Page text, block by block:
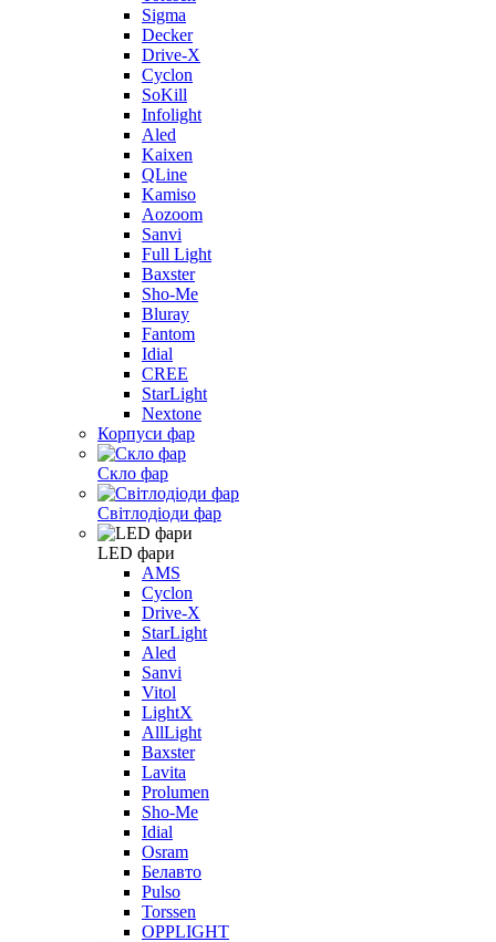
Sigma
Decker
Drive-X
Cyclon
SoKill
Infolight
Aled
Kaixen
QLine
Kamiso
Aozoom
Sanvi
Full Light
Baxster
Sho-Me
Bluray
Fantom
Idial
CREE
StarLight
Nextone
Корпуси фар
Скло фар
Світлодіоди фар
LED фари
AMS
Cyclon
Drive-X
StarLight
Aled
Sanvi
Vitol
LightX
AllLight
Baxster
Lavita
Prolumen
Sho-Me
Idial
Osram
Белавто
Pulso
Torssen
OPPLIGHT